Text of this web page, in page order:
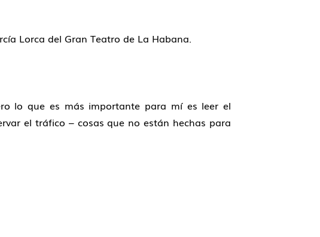
Lorca del Gran Teatro de La Habana.
lo que es más importante para mí es leer el
el tráfico – cosas que no están hechas para